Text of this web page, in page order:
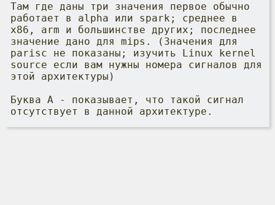
Там где даны три значения первое обычно
работает в alpha или spark; среднее в
x86, arm и большинстве других; последнее
значение дано для mips. (Значения для
parisc не показаны; изучить Linux kernel
source если вам нужны номера сигналов для
этой архитектуры)
Буква A - показывает, что такой сигнал
отсутствует в данной архитектуре.